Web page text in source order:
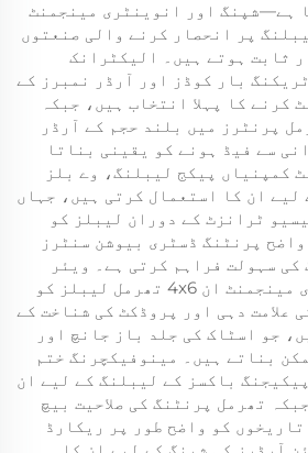
ہے—شپنگ اور انوینٹری مینجمنٹ
پر انحصار کرنے والی صنعتوں
ثابت ہوتے ہیں۔ الیکٹرانک
بار کوڈز اور آرڈر نمبرز کے
کرنے کا پہلا انتخاب ہیں، جبکہ
پرنٹرز میں بلند حجم کے آرڈر
سے فیڈ ہونے کو یقینی بناتا
کمپنیاں پیکج لیبلنگ، وے بلز
لیے ان کا استعمال کرتی ہیں، جہاں
ٹرانزٹ کے دوران لیبلز کو
پرنٹنگ ڈسٹری بیوشن سنٹرز
کی سہولت فراہم کرتی ہے۔ ویئر
ہاؤسنگ اور انوینٹری مینجمنٹ ان 4x6 تھرمل لیبلز کو
علامت دہی اور پروڈکٹ کی شناخت کے
جو اسٹاک کی جلد باز جانچ اور
بناتے ہیں۔ مینوفیکچرنگ ختم
باکسز کے لیبلنگ کے لیے ان
تھرمل پرنٹنگ کی صلاحیت بیچ
کو واضح طور پر ریکارڈ
آرڈرز کی شپنگ کے لیے ان کا